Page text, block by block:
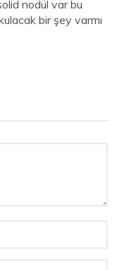
nodül var bu
bir şey varmı